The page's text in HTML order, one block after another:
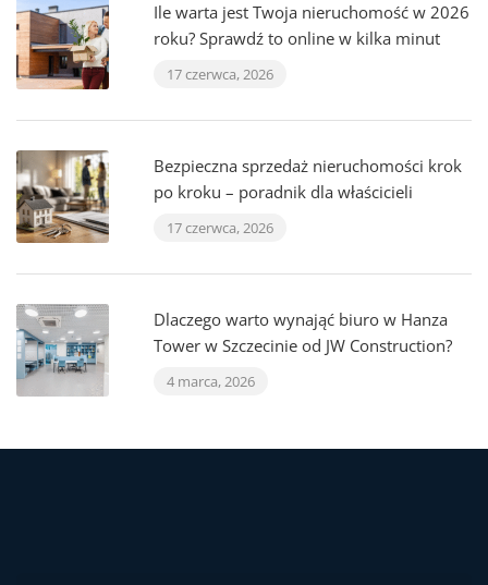
Ile warta jest Twoja nieruchomość w 2026
roku? Sprawdź to online w kilka minut
17 czerwca, 2026
Bezpieczna sprzedaż nieruchomości krok
po kroku – poradnik dla właścicieli
17 czerwca, 2026
Dlaczego warto wynająć biuro w Hanza
Tower w Szczecinie od JW Construction?
4 marca, 2026